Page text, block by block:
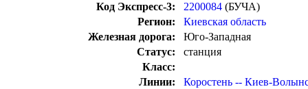
Код Экспресс-3:
2200084 (БУЧА)
Регион:
Киевская область
Железная дорога:
Юго-Западная
Статус:
станция
Класс:
Линии:
Коростень -- Киев-